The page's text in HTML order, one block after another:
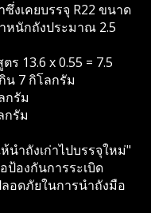
งเคยบรรจุ R22 ขนาด
หนักถังประมาณ 2.5
ร 13.6 x 0.55 = 7.5
น 7 กิโลกรัม
กรัม
กรัม
นำถังเก่าไปบรรจุใหม่"
ป้องกันการระเบิด
อดภัยในการนำถังมือ